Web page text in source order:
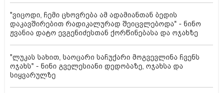
"ვიცოდი, ჩემი ცხოვრება ამ ადამიანთან ბედის
დაკავშირებით რადიკალურად შეიცვლებოდა" - ნინო
ჟვანია დატო ევგენიძესთან ქორწინებასა და ოჯახზე
"ლუკას სახით, საოცარი საჩუქარი მოგვევლინა ჩვენს
ოჯახს" - ნინი გველესიანი დედობაზე, ოჯახსა და
სიყვარულზე